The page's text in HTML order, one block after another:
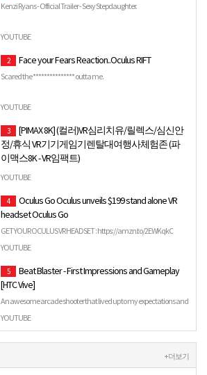
Kenzi Ryans - Official Trailer - Sexy Stepdaughter.
YOUTUBE
2 Face your Fears Reaction..Oculus RIFT
Scared the *************** outta me.
YOUTUBE
3
[PIMAX 8K] (컬러)VR심리치유/릴렉스/심신안
정/휴식 VR기기게임기렌탈대여행사체험존 (파
이맥스8K - VR임팩트)
VR임팩트(www.vr-impact.com) 010-3086-1971 [PIMAX 8K] (컬
사 (파이맥스8K - VR임팩트)
YOUTUBE
4
Oculus Go Oculus unveils $199 stand alone VR
headset Oculus Go
GET YOUR OCULUS VR HEADSET : https://amzn.to/2EWKqkC
Personal Viewing: The littlest big screen. Crystal...
YOUTUBE
5
Beat Blaster - First Impressions and Gameplay
[HTC Vive]
An awesome arcade shooter that lived up to my expectations and
more. Highly recommended. You can also check out my full …
YOUTUBE
+ 더보기